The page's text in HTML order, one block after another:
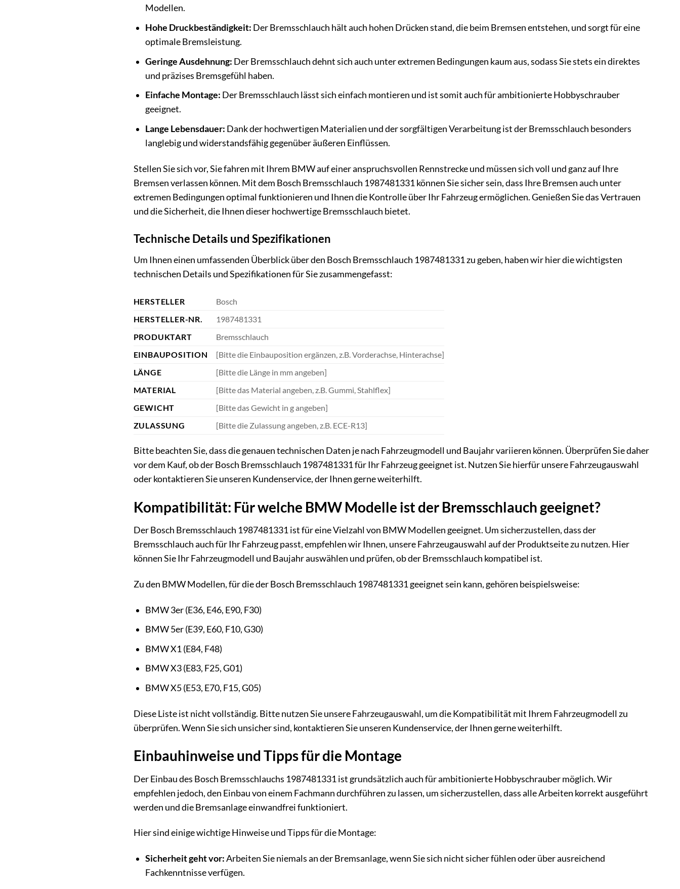
Modellen.
Hohe Druckbeständigkeit: Der Bremsschlauch hält auch hohen Drücken stand, die beim Bremsen entstehen, und sorgt für eine
optimale Bremsleistung.
Geringe Ausdehnung: Der Bremsschlauch dehnt sich auch unter extremen Bedingungen kaum aus, sodass Sie stets ein direktes
und präzises Bremsgefühl haben.
Einfache Montage: Der Bremsschlauch lässt sich einfach montieren und ist somit auch für ambitionierte Hobbyschrauber
geeignet.
Lange Lebensdauer: Dank der hochwertigen Materialien und der sorgfältigen Verarbeitung ist der Bremsschlauch besonders
langlebig und widerstandsfähig gegenüber äußeren Einflüssen.
Stellen Sie sich vor, Sie fahren mit Ihrem BMW auf einer anspruchsvollen Rennstrecke und müssen sich voll und ganz auf Ihre
Bremsen verlassen können. Mit dem Bosch Bremsschlauch 1987481331 können Sie sicher sein, dass Ihre Bremsen auch unter
extremen Bedingungen optimal funktionieren und Ihnen die Kontrolle über Ihr Fahrzeug ermöglichen. Genießen Sie das Vertrauen
und die Sicherheit, die Ihnen dieser hochwertige Bremsschlauch bietet.
Technische Details und Spezifikationen
Um Ihnen einen umfassenden Überblick über den Bosch Bremsschlauch 1987481331 zu geben, haben wir hier die wichtigsten
technischen Details und Spezifikationen für Sie zusammengefasst:
HERSTELLER
Bosch
HERSTELLER-NR.
1987481331
PRODUKTART
Bremsschlauch
EINBAUPOSITION
[Bitte die Einbauposition ergänzen, z.B. Vorderachse, Hinterachse]
LÄNGE
[Bitte die Länge in mm angeben]
MATERIAL
[Bitte das Material angeben, z.B. Gummi, Stahlflex]
GEWICHT
[Bitte das Gewicht in g angeben]
ZULASSUNG
[Bitte die Zulassung angeben, z.B. ECE-R13]
Bitte beachten Sie, dass die genauen technischen Daten je nach Fahrzeugmodell und Baujahr variieren können. Überprüfen Sie daher
vor dem Kauf, ob der Bosch Bremsschlauch 1987481331 für Ihr Fahrzeug geeignet ist. Nutzen Sie hierfür unsere Fahrzeugauswahl
oder kontaktieren Sie unseren Kundenservice, der Ihnen gerne weiterhilft.
Kompatibilität: Für welche BMW Modelle ist der Bremsschlauch geeignet?
Der Bosch Bremsschlauch 1987481331 ist für eine Vielzahl von BMW Modellen geeignet. Um sicherzustellen, dass der
Bremsschlauch auch für Ihr Fahrzeug passt, empfehlen wir Ihnen, unsere Fahrzeugauswahl auf der Produktseite zu nutzen. Hier
können Sie Ihr Fahrzeugmodell und Baujahr auswählen und prüfen, ob der Bremsschlauch kompatibel ist.
Zu den BMW Modellen, für die der Bosch Bremsschlauch 1987481331 geeignet sein kann, gehören beispielsweise:
BMW 3er (E36, E46, E90, F30)
BMW 5er (E39, E60, F10, G30)
BMW X1 (E84, F48)
BMW X3 (E83, F25, G01)
BMW X5 (E53, E70, F15, G05)
Diese Liste ist nicht vollständig. Bitte nutzen Sie unsere Fahrzeugauswahl, um die Kompatibilität mit Ihrem Fahrzeugmodell zu
überprüfen. Wenn Sie sich unsicher sind, kontaktieren Sie unseren Kundenservice, der Ihnen gerne weiterhilft.
Einbauhinweise und Tipps für die Montage
Der Einbau des Bosch Bremsschlauchs 1987481331 ist grundsätzlich auch für ambitionierte Hobbyschrauber möglich. Wir
empfehlen jedoch, den Einbau von einem Fachmann durchführen zu lassen, um sicherzustellen, dass alle Arbeiten korrekt ausgeführt
werden und die Bremsanlage einwandfrei funktioniert.
Hier sind einige wichtige Hinweise und Tipps für die Montage:
Sicherheit geht vor:Arbeiten Sie niemals an der Bremsanlage, wenn Sie sich nicht sicher fühlen oder über ausreichend
Fachkenntnisse verfügen.